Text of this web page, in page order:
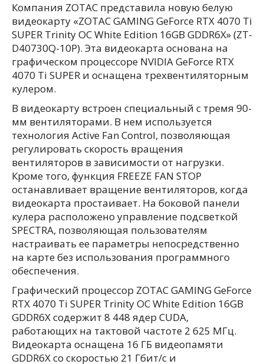
Компания ZOTAC представила новую белую
видеокарту «ZOTAC GAMING GeForce RTX 4070 Ti
SUPER Trinity OC White Edition 16GB GDDR6X» (ZT-
D40730Q-10P). Эта видеокарта основана на
графическом процессоре NVIDIA GeForce RTX
4070 Ti SUPER и оснащена трехвентиляторным
кулером.
В видеокарту встроен специальный с тремя 90-
мм вентиляторами. В нем используется
технология Active Fan Control, позволяющая
регулировать скорость вращения
вентиляторов в зависимости от нагрузки.
Кроме того, функция FREEZE FAN STOP
останавливает вращение вентиляторов, когда
видеокарта простаивает. На боковой панели
кулера расположено управление подсветкой
SPECTRA, позволяющая пользователям
настраивать ее параметры непосредственно
на карте без использования программного
обеспечения.
Графический процессор ZOTAC GAMING GeForce
RTX 4070 Ti SUPER Trinity OC White Edition 16GB
GDDR6X содержит 8 448 ядер CUDA,
работающих на тактовой частоте 2 625 МГц.
Видеокарта оснащена 16 ГБ видеопамяти
GDDR6X со скоростью 21 Гбит/с и